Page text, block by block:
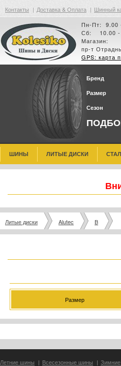
Контакты | Доставка & Оплата | Шинный
Пн-Пт: 9.00
Сб: 10.00 -
Магазин:
пр-т
GPS: карта
Бренд
Размер
Сезон
ШИНЫ ЛИТЫЕ ДИСКИ
Литые диски Alutec B
Размер
Летние шины | Всесезонные шины |